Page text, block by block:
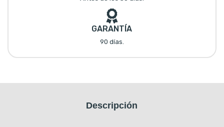
GARANTÍA
90 días.
Descripción